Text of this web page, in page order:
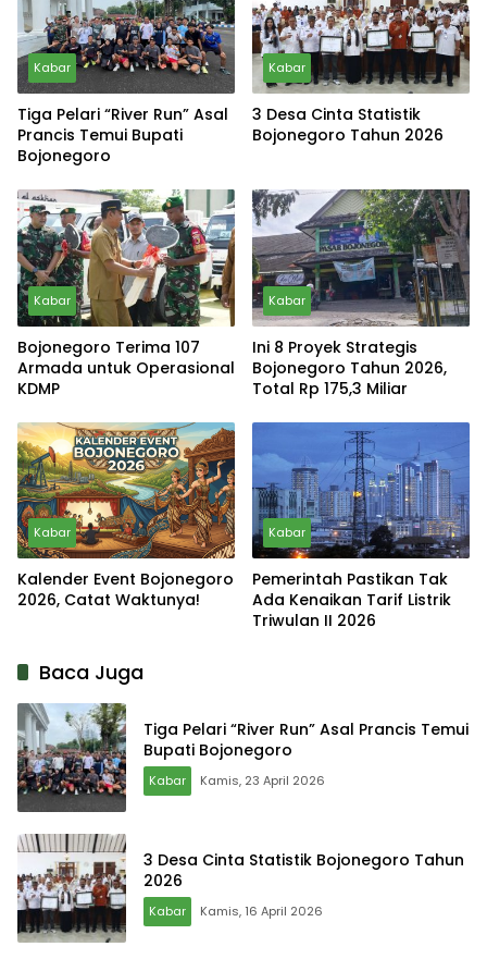
Kabar
Tiga Pelari “River Run” Asal
Prancis Temui Bupati
Bojonegoro
Kabar
3 Desa Cinta Statistik
Bojonegoro Tahun 2026
Kabar
Bojonegoro Terima 107
Armada untuk Operasional
KDMP
Kabar
Ini 8 Proyek Strategis
Bojonegoro Tahun 2026,
Total Rp 175,3 Miliar
Kabar
Kalender Event Bojonegoro
2026, Catat Waktunya!
Kabar
Pemerintah Pastikan Tak
Ada Kenaikan Tarif Listrik
Triwulan II 2026
Baca Juga
Tiga Pelari “River Run” Asal Prancis Temui
Bupati Bojonegoro
Kabar Kamis, 23 April 2026
3 Desa Cinta Statistik Bojonegoro Tahun
2026
Kabar Kamis, 16 April 2026